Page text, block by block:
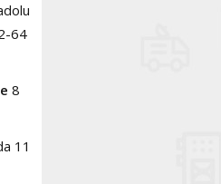
64
8
11